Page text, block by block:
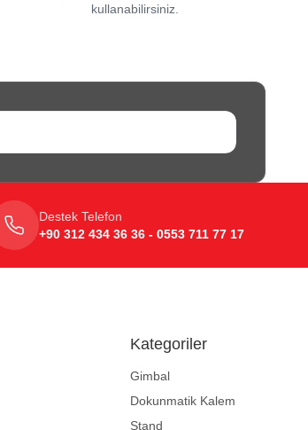
kullanabilirsiniz.
Destek Telefon
+90 312 434 36 36 - 0553 711 77 17
Kategoriler
Gimbal
Dokunmatik Kalem
Stand